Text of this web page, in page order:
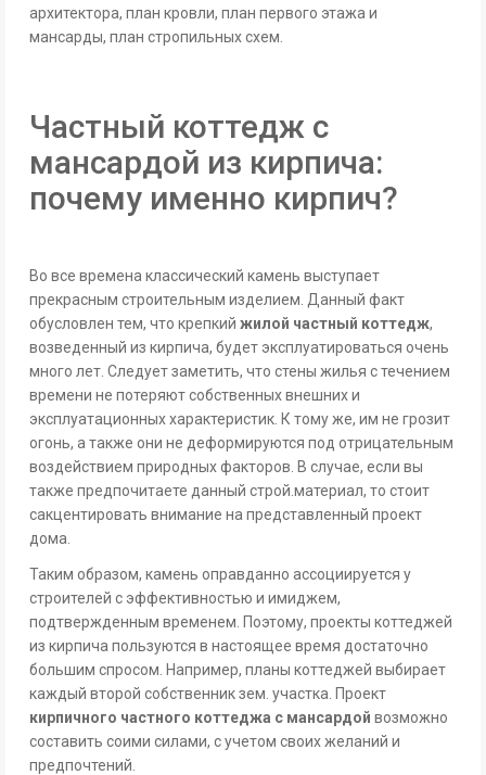
архитектора, план кровли, план первого этажа и
мансарды, план стропильных схем.
Частный коттедж с
мансардой из кирпича:
почему именно кирпич?
Во все времена классический камень выступает
прекрасным строительным изделием. Данный факт
обусловлен тем, что крепкий жилой частный коттедж,
возведенный из кирпича, будет эксплуатироваться очень
много лет. Следует заметить, что стены жилья с течением
времени не потеряют собственных внешних и
эксплуатационных характеристик. К тому же, им не грозит
огонь, а также они не деформируются под отрицательным
воздействием природных факторов. В случае, если вы
также предпочитаете данный строй.материал, то стоит
сакцентировать внимание на представленный проект
дома.
Таким образом, камень оправданно ассоциируется у
строителей с эффективностью и имиджем,
подтвержденным временем. Поэтому, проекты коттеджей
из кирпича пользуются в настоящее время достаточно
большим спросом. Например, планы коттеджей выбирает
каждый второй собственник зем. участка. Проект
кирпичного частного коттеджа с мансардой возможно
составить соими силами, с учетом своих желаний и
предпочтений.